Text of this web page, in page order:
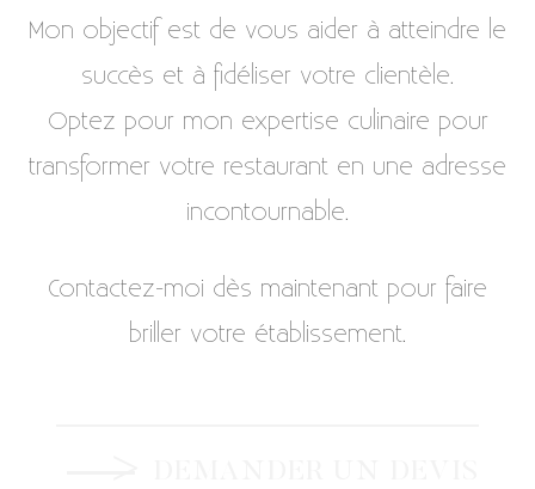
Mon objectif est de vous aider à atteindre le
succès et à fidéliser votre clientèle.
Optez pour mon expertise culinaire pour
transformer votre restaurant en une adresse
incontournable.
Contactez-moi dès maintenant pour faire
briller votre établissement.